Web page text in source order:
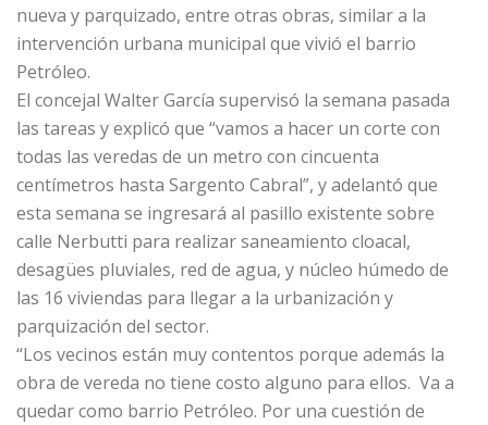
nueva y parquizado, entre otras obras, similar a la
intervención urbana municipal que vivió el barrio
Petróleo.
El concejal Walter García supervisó la semana pasada
las tareas y explicó que “vamos a hacer un corte con
todas las veredas de un metro con cincuenta
centímetros hasta Sargento Cabral”, y adelantó que
esta semana se ingresará al pasillo existente sobre
calle Nerbutti para realizar saneamiento cloacal,
desagües pluviales, red de agua, y núcleo húmedo de
las 16 viviendas para llegar a la urbanización y
parquización del sector.
“Los vecinos están muy contentos porque además la
obra de vereda no tiene costo alguno para ellos. Va a
quedar como barrio Petróleo. Por una cuestión de